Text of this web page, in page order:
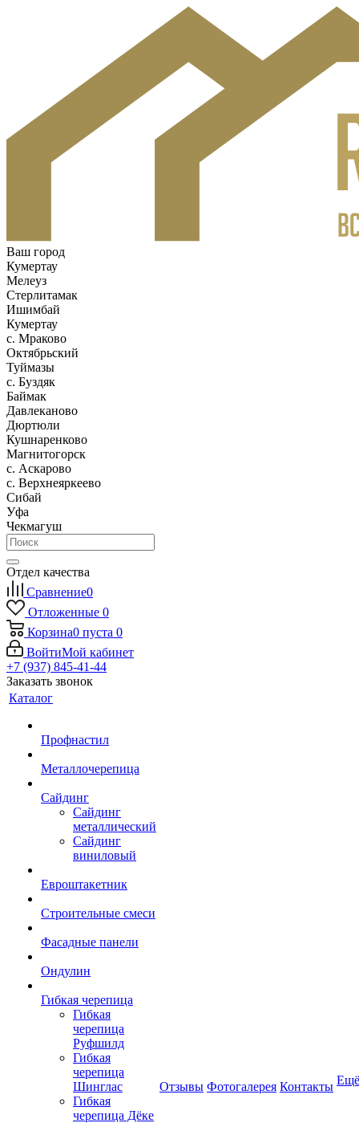
Ваш город
Кумертау
Мелеуз
Стерлитамак
Ишимбай
Кумертау
c. Мраково
Октябрьский
Туймазы
c. Буздяк
Баймак
Давлеканово
Дюртюли
Кушнаренково
Магнитогорск
с. Аскарово
с. Верхнеяркеево
Сибай
Уфа
Чекмагуш
Отдел качества
Сравнение0
Отложенные 0
Корзина0 пуста 0
ВойтиМой кабинет
+7 (937) 845-41-44
Заказать звонок
Каталог
Профнастил
Металлочерепица
Сайдинг
Сайдинг
металлический
Сайдинг
виниловый
Евроштакетник
Строительные смеси
Фасадные панели
Ондулин
Гибкая черепица
Гибкая
черепица
Руфшилд
Гибкая
черепица
Шинглас
Гибкая
черепица Дёке
Отзывы Фотогалерея Контакты Ещё